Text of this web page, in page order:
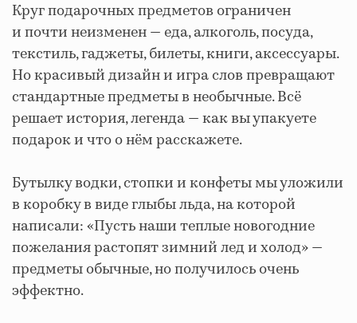
Круг подарочных предметов ограничен
и почти неизменен — еда, алкоголь, посуда,
текстиль, гаджеты, билеты, книги, аксессуары.
Но красивый дизайн и игра слов превращают
стандартные предметы в необычные. Всё
решает история, легенда — как вы упакуете
подарок и что о нём расскажете.
Бутылку водки, стопки и конфеты мы уложили
в коробку в виде глыбы льда, на которой
написали: «Пусть наши теплые новогодние
пожелания растопят зимний лед и холод» —
предметы обычные, но получилось очень
эффектно.